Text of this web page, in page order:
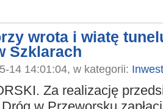
wrota i wiatę
Szklarach
14 14:01:04, w kategorii:
Za realizację